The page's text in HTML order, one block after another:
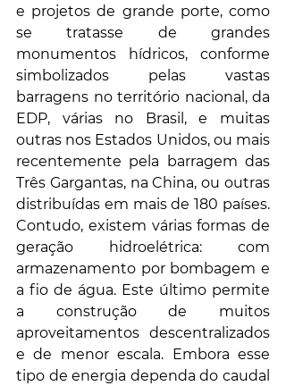
e projetos de grande porte, como
se tratasse de grandes
monumentos hídricos, conforme
simbolizados pelas vastas
barragens no território nacional, da
EDP, várias no Brasil, e muitas
outras nos Estados Unidos, ou mais
recentemente pela barragem das
Três Gargantas, na China, ou outras
distribuídas em mais de 180 países.
Contudo, existem várias formas de
geração hidroelétrica: com
armazenamento por bombagem e
a fio de água. Este último permite
a construção de muitos
aproveitamentos descentralizados
e de menor escala. Embora esse
tipo de energia dependa do caudal